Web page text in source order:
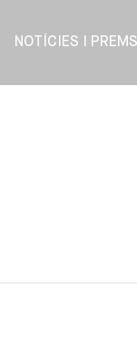
NOTÍCIES I